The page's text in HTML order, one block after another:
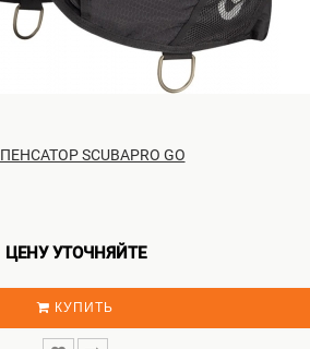
SCUBAPRO GO
ЦЕНУ УТОЧНЯЙТЕ
КУПИТЬ